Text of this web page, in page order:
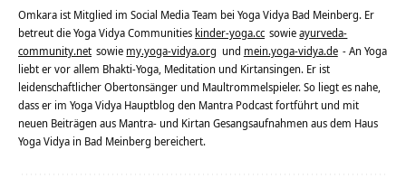
Omkara ist Mitglied im Social Media Team bei Yoga Vidya Bad Meinberg. Er
betreut die Yoga Vidya Communities kinder-yoga.cc sowieayurveda-
community.net sowie my.yoga-vidya.org und mein.yoga-vidya.de - An Yoga
liebt er vor allem Bhakti-Yoga, Meditation und Kirtansingen. Er ist
leidenschaftlicher Obertonsänger und Maultrommelspieler. So liegt es nahe,
dass er im Yoga Vidya Hauptblog den Mantra Podcast fortführt und mit
neuen Beiträgen aus Mantra- und Kirtan Gesangsaufnahmen aus dem Haus
Yoga Vidya in Bad Meinberg bereichert.